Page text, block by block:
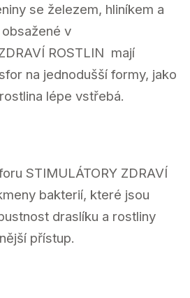
se železem, hliníkem a
v
ROSTLIN mají
na jednodušší formy, jako
lépe vstřebá.
STIMULÁTORY ZDRAVÍ
bakterií, které jsou
draslíku a rostliny
přístup.